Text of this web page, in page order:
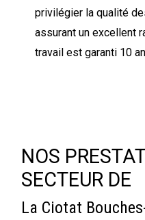
privilégier la qualité
assurant un excellent
travail est garanti 10
NOS
SECTEUR DE
La Ciotat